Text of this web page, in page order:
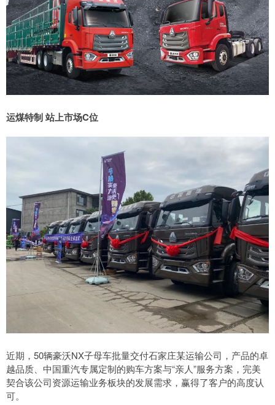
运煤特制 站上市场C位
近期，50辆豪沃NX子母车批量交付石家庄某运输公司，产品的卓
越品质、中国重汽专属定制的购车方案与“亲人”服务方案，完美
契合该公司资源运输业务板块的发展需求，赢得了客户的高度认
可。